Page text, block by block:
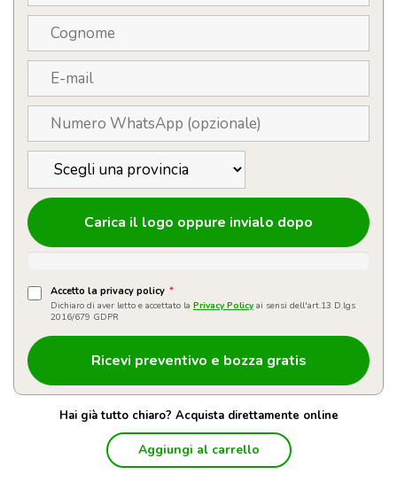
Carica il logo oppure invialo dopo
Accetto la privacy policy *
Dichiaro di aver letto e accettato la Privacy Policy ai sensi dell'art.13 D.lgs
2016/679 GDPR
Hai già tutto chiaro? Acquista direttamente online
Aggiungi al carrello